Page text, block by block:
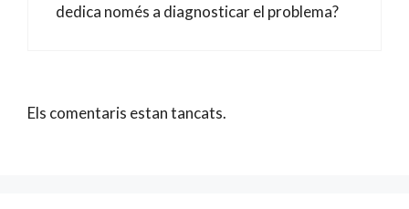
dedica només a diagnosticar el problema?
Els comentaris estan tancats.